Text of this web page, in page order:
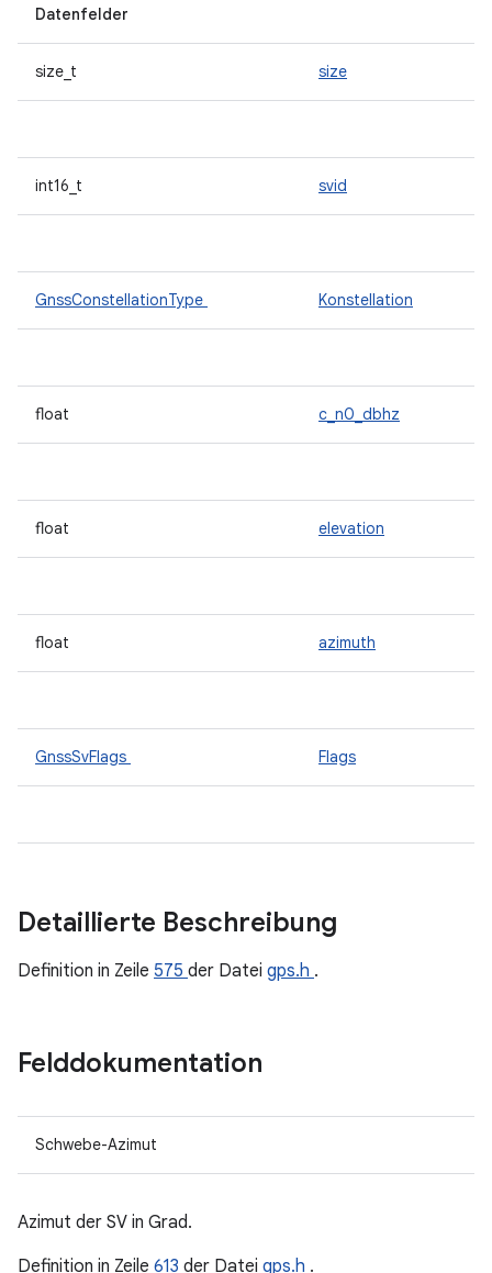
Datenfelder
size_t size
int16_t svid
GnssConstellationType Konstellation
float c_n0_dbhz
float elevation
float azimuth
GnssSvFlags Flags
Detaillierte Beschreibung
Definition in Zeile 575 der Datei gps.h .
Felddokumentation
Schwebe-Azimut
Azimut der SV in Grad.
Definition in Zeile 613 der Datei gps.h .